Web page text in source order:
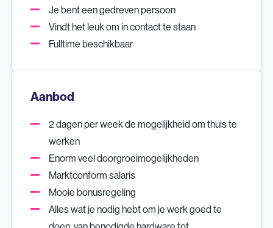
Je bent een gedreven persoon
Vindt het leuk om in contact te staan
Fulltime beschikbaar
Aanbod
2 dagen per week de mogelijkheid om thuis te
werken
Enorm veel doorgroeimogelijkheden
Marktconform salaris
Mooie bonusregeling
Alles wat je nodig hebt om je werk goed te